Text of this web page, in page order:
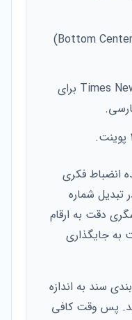
متون فارسی: پایین مرکز (Bottom Center)
فونت استاندارد: Times New Roman برای
انضباط فکری
تبدیل شماره
دقت به ارقام
به جایگذاری
سند به اندازه
پس وقت کافی